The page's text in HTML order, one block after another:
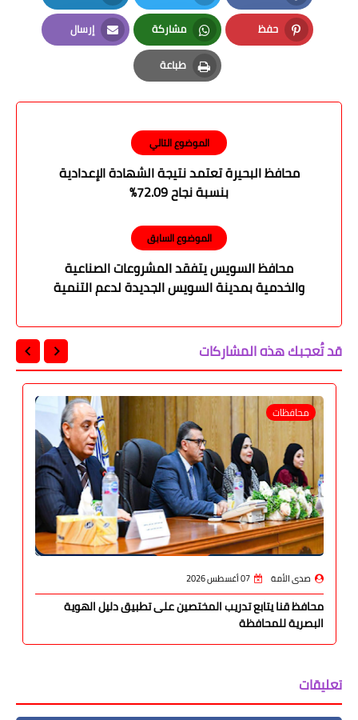
Facebook
Twitter
LinkedIn
حفظ
Pinterest
مشاركة
Whatsapp
إرسال
Email
طباعة
Print
الموضوع التالي
محافظ البحيرة تعتمد نتيجة الشهادة الإعدادية
بنسبة نجاح 72.09%
الموضوع السابق
محافظ السويس يتفقد المشروعات الصناعية
والخدمية بمدينة السويس الجديدة لدعم التنمية
قد تُعجبك هذه المشاركات
محافظات
صدى الأمة 07 أغسطس 2026
محافظ قنا يتابع تدريب المختصين على تطبيق دليل الهوية
البصرية للمحافظة
تعليقات